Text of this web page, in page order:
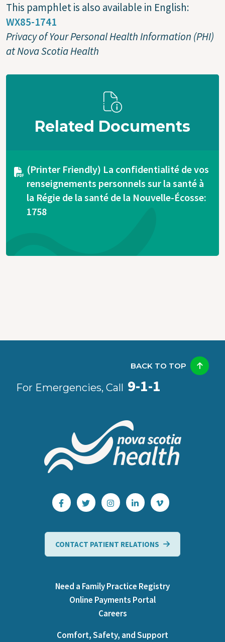
This pamphlet is also available in English:
WX85-1741
Privacy of Your Personal Health Information (PHI)
at Nova Scotia Health
Related Documents
Document
(Printer Friendly) La confidentialité de vos
renseignements personnels sur la santé à
la Régie de la santé de la Nouvelle-Écosse:
1758
For Emergencies, Call 9-1-1
BACK TO TOP
CONTACT PATIENT RELATIONS
Need a Family Practice Registry
Online Payments Portal
Careers
Comfort, Safety, and Support